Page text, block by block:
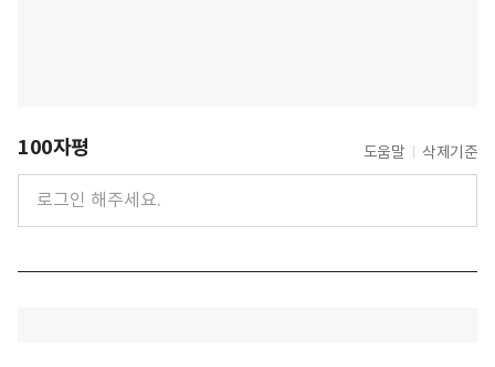
100자평 도움말 삭제기준